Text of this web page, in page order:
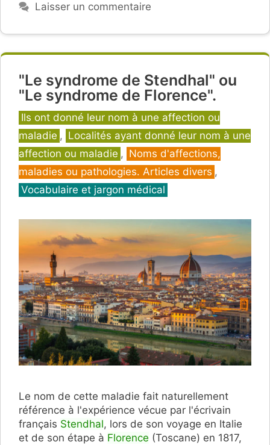
Laisser un commentaire
"Le syndrome de Stendhal" ou
"Le syndrome de Florence".
Catégories
Ils ont donné leur nom à une affection ou
maladie , Localités ayant donné leur nom à une
affection ou maladie , Noms d'affections,
maladies ou pathologies. Articles divers ,
Vocabulaire et jargon médical
Le nom de cette maladie fait naturellement
référence à l'expérience vécue par l'écrivain
français Stendhal, lors de son voyage en Italie
et de son étape à Florence (Toscane) en 1817,